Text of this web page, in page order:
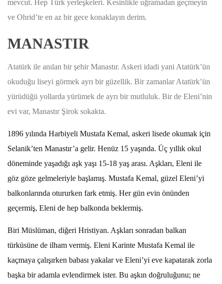
mevcut. Hep Türk yerleşkeleri. Kesinlikle uğramadan geçmeyin
ve Ohrid’te en az bir gece konaklayın derim.
MANASTIR
Atatürk ile anılan bir şehir Manastır. Askeri idadi yani Atatürk’ün
okuduğu liseyi görmek ayrı bir güzellik. Bir zamanlar Atatürk’ün
yürüdüğü yollarda yürümek de ayrı bir mutluluk. Bir de Eleni’nin
evi var, Manastır Şirok sokakta.
1896 yılında Harbiyeli Mustafa Kemal, askeri lisede okumak için
Selanik’ten Manastır’a gelir. Henüz 15 yaşında. Üç yıllık okul
döneminde yaşadığı aşk yaşı 15-18 yaş arası. Aşkları, Eleni ile
göz göze gelmeleriyle başlamış. Mustafa Kemal, güzel Eleni’yi
balkonlarında otururken fark etmiş. Her gün evin önünden
geçermiş, Eleni de hep balkonda beklermiş.
Biri Müslüman, diğeri Hristiyan. Aşkları sonradan balkan
türküsüne de ilham vermiş. Eleni Karinte Mustafa Kemal ile
kaçmaya çalışırken babası yakalar ve Eleni’yi eve kapatarak zorla
başka bir adamla evlendirmek ister. Bu aşkın doğruluğunu; ne